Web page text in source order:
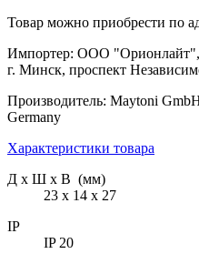
Товар можно приобрести по
Импортер: ООО "Орионлайт",
г. Минск, проспект
Производитель: Maytoni
Germany
Характеристики товара
Д х Ш х В (мм)
23 х 14 х 27
IP
IP 20